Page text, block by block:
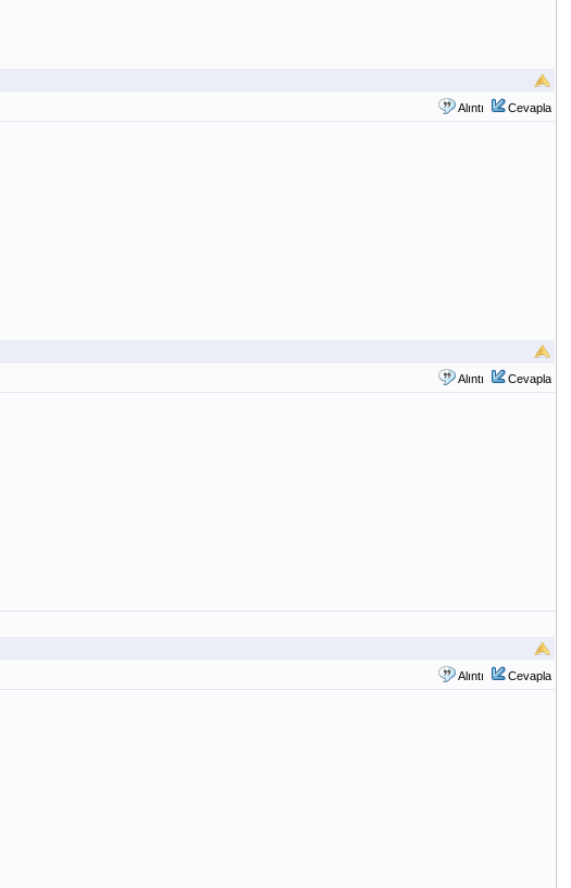
Alıntı Cevapla
Alıntı Cevapla
Alıntı Cevapla